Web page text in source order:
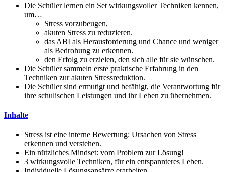
Die Schüler lernen ein Set wirkungsvoller Techniken kennen,
um…
Stress vorzubeugen,
akuten Stress zu reduzieren.
das ABI als Herausforderung und Chance und weniger
als Bedrohung zu erkennen.
den Erfolg zu erzielen, den sich alle für sie wünschen.
Die Schüler sammeln erste praktische Erfahrung in den
Techniken zur akuten Stressreduktion.
Die Schüler sind ermutigt und befähigt, die Verantwortung für
ihre schulischen Leistungen und ihr Leben zu übernehmen.
Inhalte
Stress ist eine interne Bewertung: Ursachen von Stress
erkennen und verstehen.
Ein nützliches Mindset: vom Problem zur Lösung!
3 wirkungsvolle Techniken, für ein entspannteres Leben.